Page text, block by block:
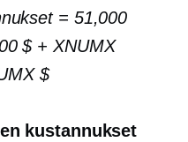
= 51,000
$ + XNUMX
$
kustannukset